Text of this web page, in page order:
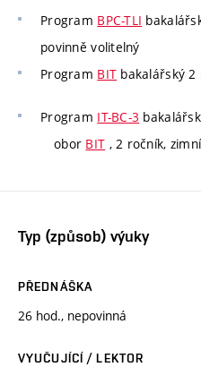
Program BPC-TLI
povinně volitelný
Program BIT bakalářský
Program IT-BC-3
obor BIT , 2 ročník,
Typ (způsob) výuky
PŘEDNÁŠKA
26 hod., nepovinná
VYUČUJÍCÍ / LEKTOR